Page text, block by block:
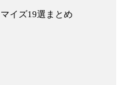
イズ19選まとめ